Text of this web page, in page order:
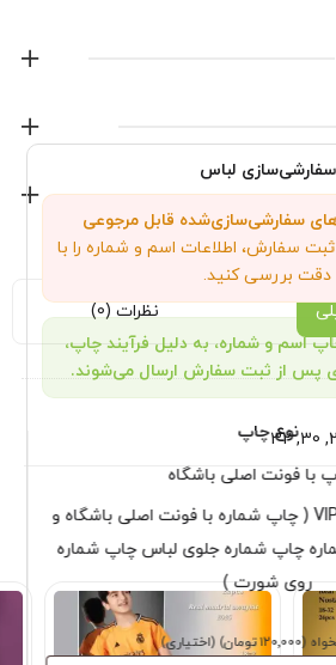
سفارشی‌سازی لباس
سفارشی‌سازی‌شده قابل مرجوعی
ثبت سفارش، اطلاعات اسم و شماره را با
دقت بررسی کنید.
اسم و شماره، به دلیل فرآیند چاپ،
نوع چاپ
با فونت اصلی باشگاه
چاپ اسم و شماره VIP ( چاپ شماره با فونت اصلی باشگاه و
چاپ شماره جلوی لباس چاپ شماره
روی شورت )
(۱۲۰٬۰۰۰ تومان) (اختیاری)
برند
نظرات (0)